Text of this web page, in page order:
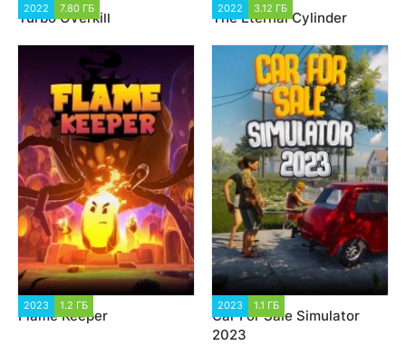
2022 7.80 ГБ
Turbo Overkill
2022 3.12 ГБ
The Eternal Cylinder
2023 1.2 ГБ
Flame Keeper
2023 1.1 ГБ
Car For Sale Simulator
2023